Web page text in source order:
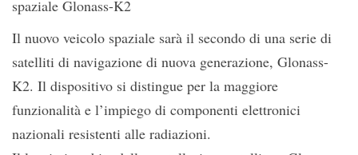
spaziale Glonass-K2
Il nuovo veicolo spaziale sarà il secondo di una serie di
satelliti di navigazione di nuova generazione, Glonass-
K2. Il dispositivo si distingue per la maggiore
funzionalità e l’impiego di componenti elettronici
nazionali resistenti alle radiazioni.